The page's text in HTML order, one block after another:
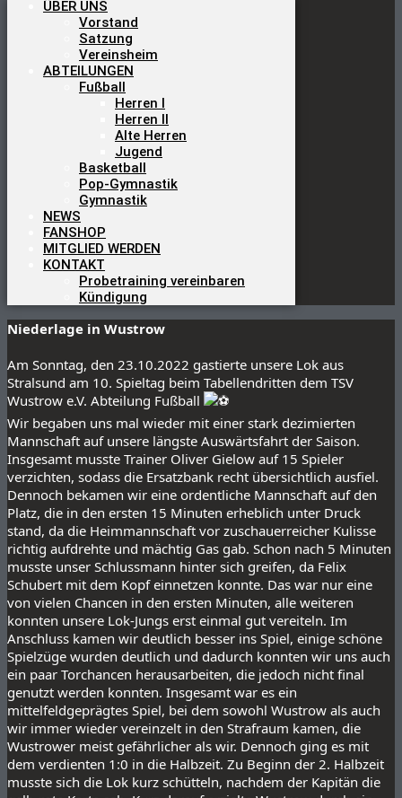
ÜBER UNS
Vorstand
Satzung
Vereinsheim
ABTEILUNGEN
Fußball
Herren I
Herren II
Alte Herren
Jugend
Basketball
Pop-Gymnastik
Gymnastik
NEWS
FANSHOP
MITGLIED WERDEN
KONTAKT
Probetraining vereinbaren
Kündigung
Niederlage in Wustrow
Am Sonntag, den 23.10.2022 gastierte unsere Lok aus
Stralsund am 10. Spieltag beim Tabellendritten dem TSV
Wustrow e.V. Abteilung Fußball
Wir begaben uns mal wieder mit einer stark dezimierten
Mannschaft auf unsere längste Auswärtsfahrt der Saison.
Insgesamt musste Trainer Oliver Gielow auf 15 Spieler
verzichten, sodass die Ersatzbank recht übersichtlich ausfiel.
Dennoch bekamen wir eine ordentliche Mannschaft auf den
Platz, die in den ersten 15 Minuten erheblich unter Druck
stand, da die Heimmannschaft vor zuschauerreicher Kulisse
richtig aufdrehte und mächtig Gas gab. Schon nach 5 Minuten
musste unser Schlussmann hinter sich greifen, da Felix
Schubert mit dem Kopf einnetzen konnte. Das war nur eine
von vielen Chancen in den ersten Minuten, alle weiteren
konnten unsere Lok-Jungs erst einmal gut vereiteln. Im
Anschluss kamen wir deutlich besser ins Spiel, einige schöne
Spielzüge wurden deutlich und dadurch konnten wir uns auch
ein paar Torchancen herausarbeiten, die jedoch nicht final
genutzt werden konnten. Insgesamt war es ein
mittelfeldgeprägtes Spiel, bei dem sowohl Wustrow als auch
wir immer wieder vereinzelt in den Strafraum kamen, die
Wustrower meist gefährlicher als wir. Dennoch ging es mit
dem verdienten 1:0 in die Halbzeit. Zu Beginn der 2. Halbzeit
musste sich die Lok kurz schütteln, nachdem der Kapitän die